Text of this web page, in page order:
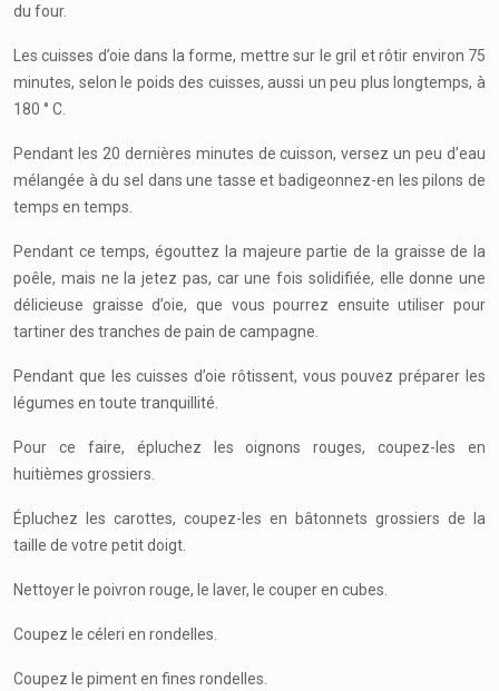
du four.
Les cuisses d’oie dans la forme, mettre sur le gril et rôtir environ 75
minutes, selon le poids des cuisses, aussi un peu plus longtemps, à
180 ° C.
Pendant les 20 dernières minutes de cuisson, versez un peu d’eau
mélangée à du sel dans une tasse et badigeonnez-en les pilons de
temps en temps.
Pendant ce temps, égouttez la majeure partie de la graisse de la
poêle, mais ne la jetez pas, car une fois solidifiée, elle donne une
délicieuse graisse d’oie, que vous pourrez ensuite utiliser pour
tartiner des tranches de pain de campagne.
Pendant que les cuisses d’oie rôtissent, vous pouvez préparer les
légumes en toute tranquillité.
Pour ce faire, épluchez les oignons rouges, coupez-les en
huitièmes grossiers.
Épluchez les carottes, coupez-les en bâtonnets grossiers de la
taille de votre petit doigt.
Nettoyer le poivron rouge, le laver, le couper en cubes.
Coupez le céleri en rondelles.
Coupez le piment en fines rondelles.